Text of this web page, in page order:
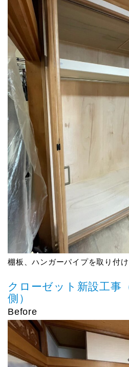
棚板、ハンガーパイプを取り付け
クローゼット新設工事
側）
Before